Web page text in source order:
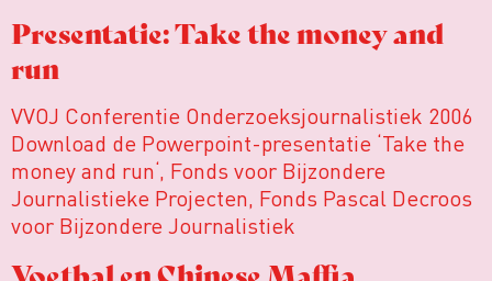
Presentatie: Take the money and
run
VVOJ Conferentie Onderzoeksjournalistiek 2006
Download de Powerpoint-presentatie ‘Take the
money and run‘, Fonds voor Bijzondere
Journalistieke Projecten, Fonds Pascal Decroos
voor Bijzondere Journalistiek
Voetbal en Chinese Maffia